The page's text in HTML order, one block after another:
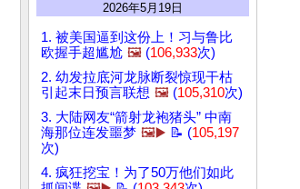
2026年5月19日
1. 被美国逼到这份上！习与鲁比
欧握手超尴尬 🖼️ (106,933次)
2. 幼发拉底河龙脉断裂惊现干枯
引起末日预言联想 🖼️ (105,310次)
3. 大陆网友“箭射龙袍猪头” 中南
海那位连发噩梦 🖼️▶️ 📝 (105,197
次)
4. 疯狂挖宝！为了50万他们如此